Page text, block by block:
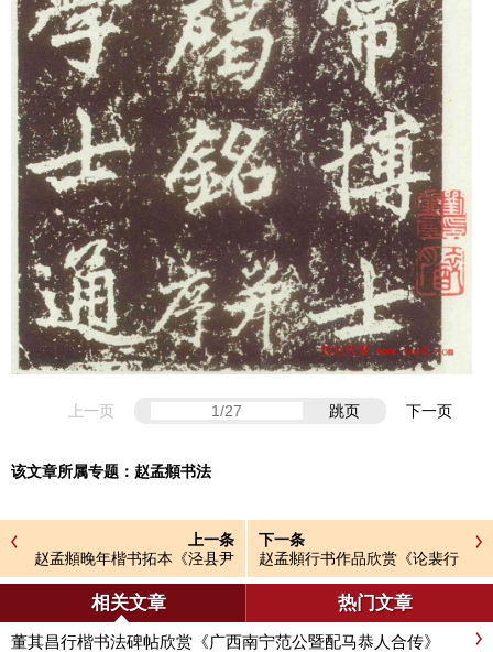
上一页 跳页 下一页
该文章所属专题： 赵孟頫书法
上一条
赵孟頫晚年楷书拓本《泾县尹
承务苏公政绩碑》
下一条
赵孟頫行书作品欣赏《论裴行
俭书法》
相关文章 热门文章
董其昌行楷书法碑帖欣赏《广西南宁范公暨配马恭人合传》